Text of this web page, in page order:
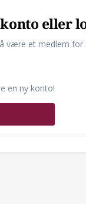
eller
være et medlem for
en ny konto!